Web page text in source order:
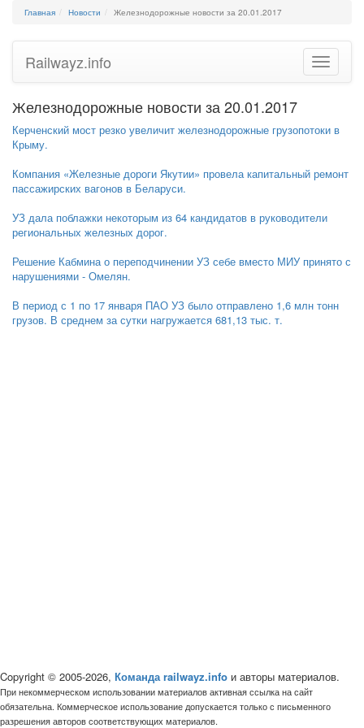
Главная Новости Железнодорожные новости за 20.01.2017
Toggle
Railwayz.info
Железнодорожные новости за 20.01.2017
Керченский мост резко увеличит железнодорожные грузопотоки в
Крыму.
Компания «Железные дороги Якутии» провела капитальный ремонт
пассажирских вагонов в Беларуси.
УЗ дала поблажки некоторым из 64 кандидатов в руководители
региональных железных дорог.
Решение Кабмина о переподчинении УЗ себе вместо МИУ принято с
нарушениями - Омелян.
В период с 1 по 17 января ПАО УЗ было отправлено 1,6 млн тонн
грузов. В среднем за сутки нагружается 681,13 тыс. т.
Copyright © 2005-2026, Команда railwayz.info и авторы материалов.
При некоммерческом использовании материалов активная ссылка на сайт
обязательна. Коммерческое использование допускается только с письменного
разрешения авторов соответствующих материалов.